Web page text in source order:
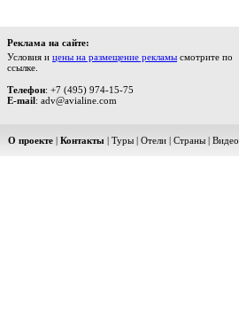
Реклама на сайте:
Условия и цены на размещение рекламы смотрите по
ссылке.
Телефон: +7 (495) 974-15-75
E-mail: adv@avialine.com
О проекте | Контакты | Туры | Отели | Страны | Видео